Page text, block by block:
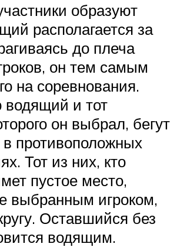
образуют
располагается за
до плеча
он тем самым
на соревнования.
водящий и тот
он выбрал, бегут
в противоположных
Тот из них, кто
пустое место,
выбранным игроком,
Оставшийся без
водящим.